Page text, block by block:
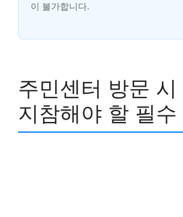
이 불가합니다.
주민센터 방문 시
지참해야 할 필수